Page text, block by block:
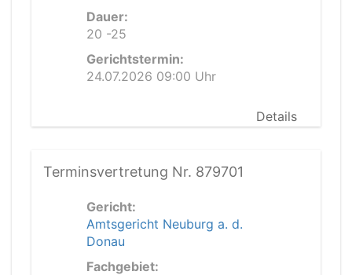
Dauer:
20 -25
Gerichtstermin:
24.07.2026 09:00 Uhr
Details
Terminsvertretung Nr. 879701
Gericht:
Amtsgericht Neuburg a. d.
Donau
Fachgebiet: